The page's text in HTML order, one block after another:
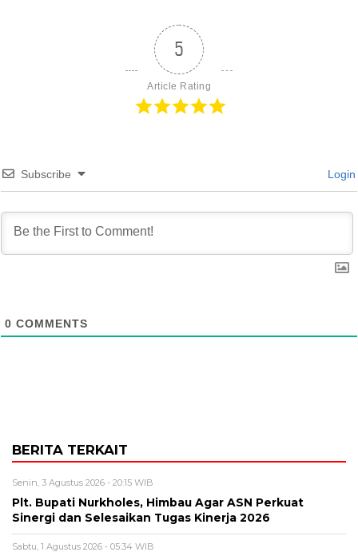
5
Article Rating
Subscribe Login
0 COMMENTS
BERITA TERKAIT
Senin, 3 Agustus 2026 - 20:15 WIB
Plt. Bupati Nurkholes, Himbau Agar ASN Perkuat
Sinergi dan Selesaikan Tugas Kinerja 2026
Sabtu, 1 Agustus 2026 - 05:34 WIB